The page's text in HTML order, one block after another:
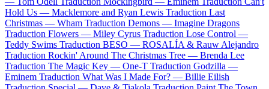
Hold Us — Macklemore and Ryan Lewis Traduction Last
Christmas — Wham Traduction Demons — Imagine Dragons
Traduction Flowers — Miley Cyrus Traduction Lose Control —
Teddy Swims Traduction BESO — ROSALÍA & Rauw Alejandro
Traduction Rockin' Around The Christmas Tree — Brenda Lee
Traduction The Magic Key — One-T Traduction Godzilla —
Eminem Traduction What Was I Made For? — Billie Eilish